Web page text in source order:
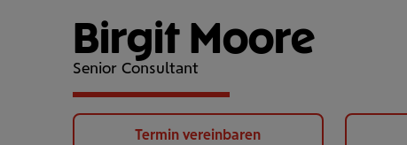
Birgit Moore
Senior Consultant
Termin vereinbaren